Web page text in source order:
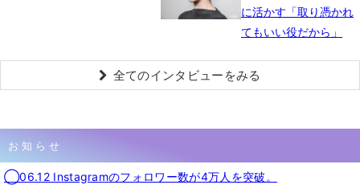
に活かす「取り憑かれ
てもいい役だから」
全てのインタビューをみる
お知らせ
◯06.12 Instagramのフォロワー数が4万人を突破。